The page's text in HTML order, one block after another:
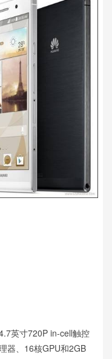
英寸720P in-cell触控
器、16核GPU和2GB